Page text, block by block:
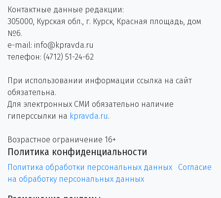
Контактные данные редакции:
305000, Курская обл., г. Курск, Красная площадь, дом
№6.
e-mail: info@kpravda.ru
телефон: (4712) 51-24-62
При использовании информации ссылка на сайт
обязательна.
Для электронных СМИ обязательно наличие
гиперссылки на kpravda.ru.
Возрастное ограничение 16+
Политика конфиденциальности
Политика обработки персональных данных
Согласие
на обработку персональных данных